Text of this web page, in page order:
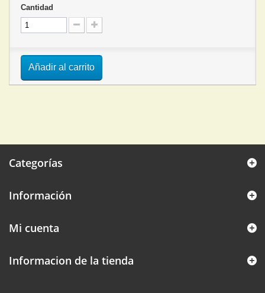
Cantidad
Añadir al carrito
Categorías
Información
Mi cuenta
Informacion de la tienda